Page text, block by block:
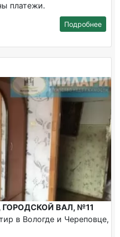
платежи.
Подробнее
ВАЛ, №11
в Вологде и Череповце,